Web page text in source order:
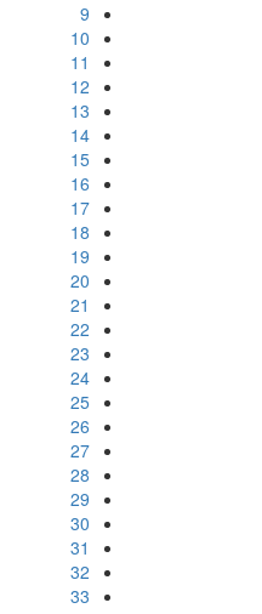
9
10
11
12
13
14
15
16
17
18
19
20
21
22
23
24
25
26
27
28
29
30
31
32
33